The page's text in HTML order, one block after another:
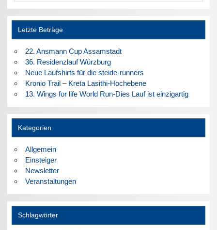
Letzte Beträge
22. Ansmann Cup Assamstadt
36. Residenzlauf Würzburg
Neue Laufshirts für die steide-runners
Kronio Trail – Kreta Lasithi-Hochebene
13. Wings for life World Run-Dies Lauf ist einzigartig
Kategorien
Allgemein
Einsteiger
Newsletter
Veranstaltungen
Schlagwörter